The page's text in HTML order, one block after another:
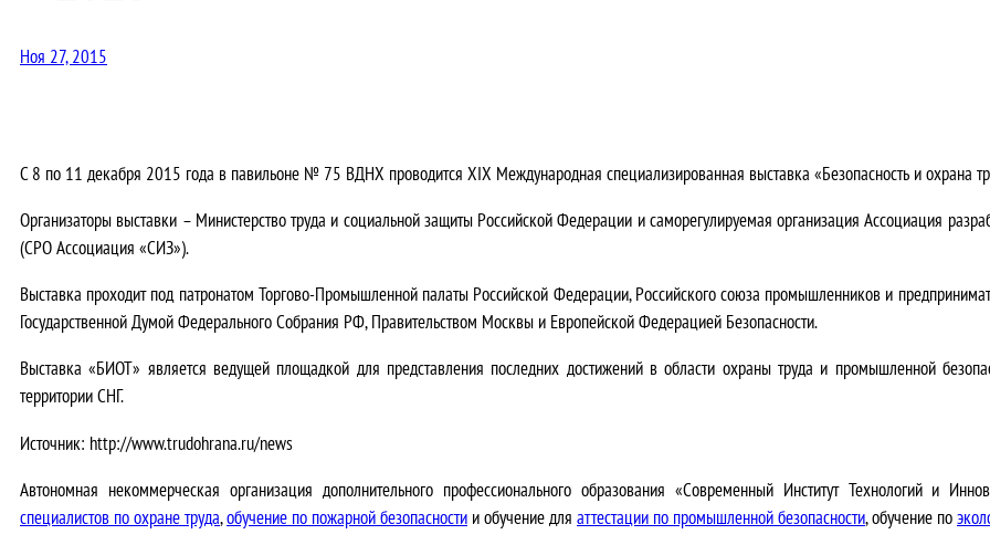
Ноя 27, 2015
С 8 по 11 декабря 2015 года в павильоне № 75 ВДНХ проводится XIX Международная специализированная выставка «Безопасность и охрана
Организаторы выставки – Министерство труда и социальной защиты Российской Федерации и саморегулируемая организация Ассоциация
(СРО Ассоциация «СИЗ»).
Выставка проходит под патронатом Торгово-Промышленной палаты Российской Федерации, Российского союза промышленников и
Государственной Думой Федерального Собрания РФ, Правительством Москвы и Европейской Федерацией Безопасности.
Выставка «БИОТ» является ведущей площадкой для представления последних достижений в области охраны труда и промышленной
территории СНГ.
Источник: http://www.trudohrana.ru/news
Автономная некоммерческая организация дополнительного профессионального образования «Современный Институт Технологий и
специалистов по охране труда,обучение по пожарной безопасности и обучение для аттестации по промышленной безопасности, обучение по